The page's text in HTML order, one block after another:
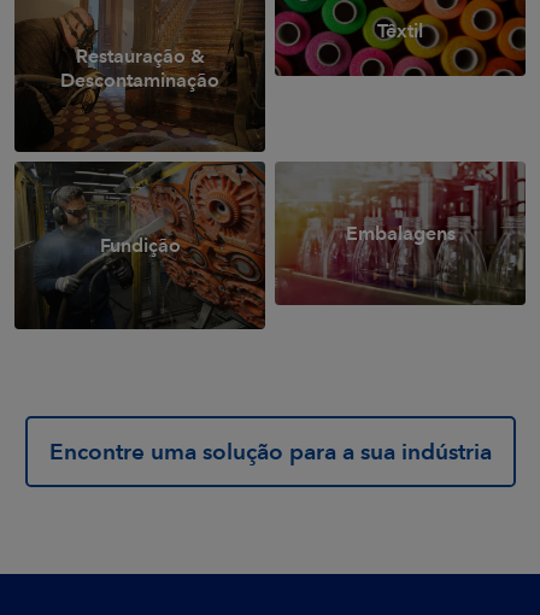
Restauração &
Descontaminação
Têxtil
Fundição
Embalagens
Encontre uma solução para a sua indústria